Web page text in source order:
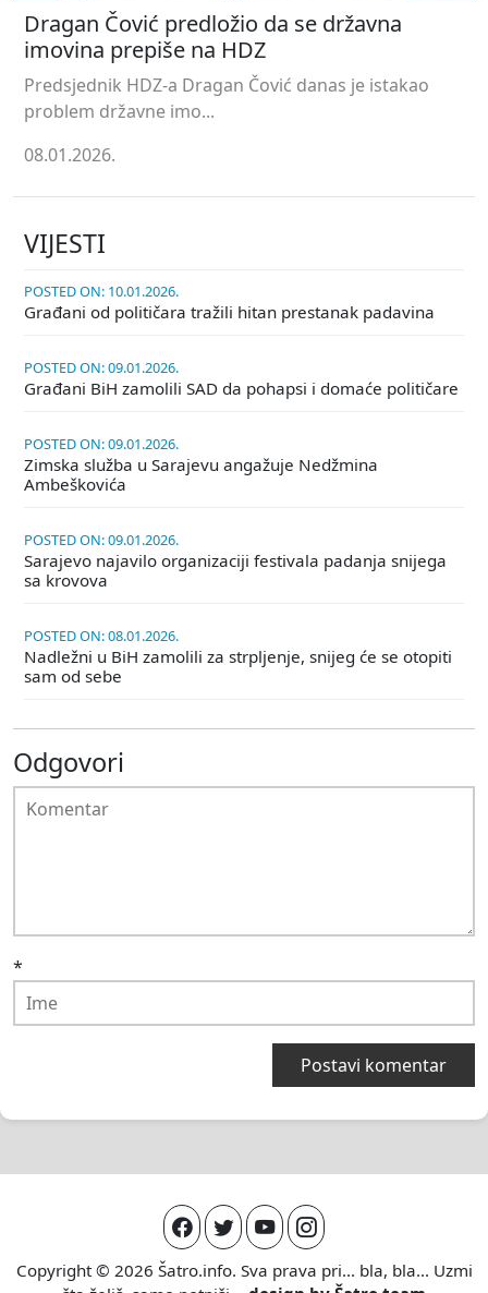
Dragan Čović predložio da se državna
imovina prepiše na HDZ
Predsjednik HDZ-a Dragan Čović danas je istakao
problem državne imo...
08.01.2026.
VIJESTI
POSTED ON: 10.01.2026.
Građani od političara tražili hitan prestanak padavina
POSTED ON: 09.01.2026.
Građani BiH zamolili SAD da pohapsi i domaće političare
POSTED ON: 09.01.2026.
Zimska služba u Sarajevu angažuje Nedžmina
Ambeškovića
POSTED ON: 09.01.2026.
Sarajevo najavilo organizaciji festivala padanja snijega
sa krovova
POSTED ON: 08.01.2026.
Nadležni u BiH zamolili za strpljenje, snijeg će se otopiti
sam od sebe
Odgovori
*
Copyright © 2026 Šatro.info. Sva prava pri... bla, bla... Uzmi